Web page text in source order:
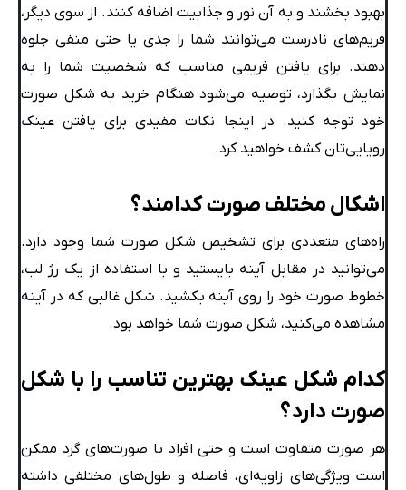
بهبود بخشند و به آن نور و جذابیت اضافه کنند. از سوی دیگر،
فریم‌های نادرست می‌توانند شما را جدی یا حتی منفی جلوه
دهند. برای یافتن فریمی مناسب که شخصیت شما را به
نمایش بگذارد، توصیه می‌شود هنگام خرید به شکل صورت
خود توجه کنید. در اینجا نکات مفیدی برای یافتن عینک
رویایی‌تان کشف خواهید کرد.
اشکال مختلف صورت کدامند؟
راه‌های متعددی برای تشخیص شکل صورت شما وجود دارد.
می‌توانید در مقابل آینه بایستید و با استفاده از یک رژ لب،
خطوط صورت خود را روی آینه بکشید. شکل غالبی که در آینه
مشاهده می‌کنید، شکل صورت شما خواهد بود.
کدام شکل عینک بهترین تناسب را با شکل
صورت دارد؟
هر صورت متفاوت است و حتی افراد با صورت‌های گرد ممکن
است ویژگی‌های زاویه‌ای، فاصله و طول‌های مختلفی داشته